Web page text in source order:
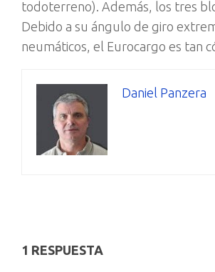
todoterreno). Además, los tres
Debido a su ángulo de giro
neumáticos, el Eurocargo es tan
Daniel Panzera
1 RESPUESTA